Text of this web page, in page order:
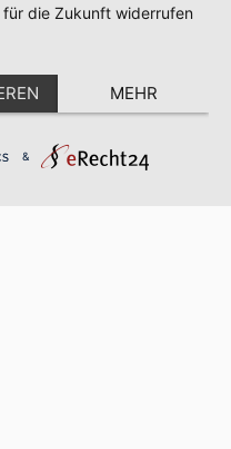
reserved.
die Zukunft widerrufen
MEHR
&